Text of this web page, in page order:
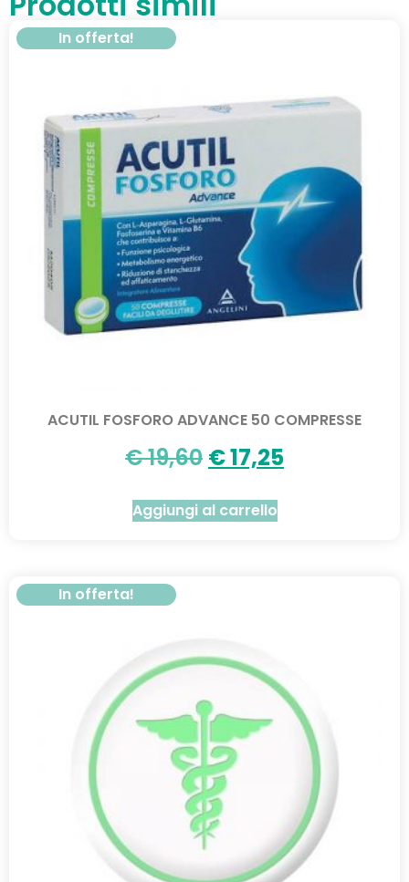
In offerta!
ACUTIL FOSFORO ADVANCE 50 COMPRESSE
€19,60 €17,25
Aggiungi al carrello
In offerta!